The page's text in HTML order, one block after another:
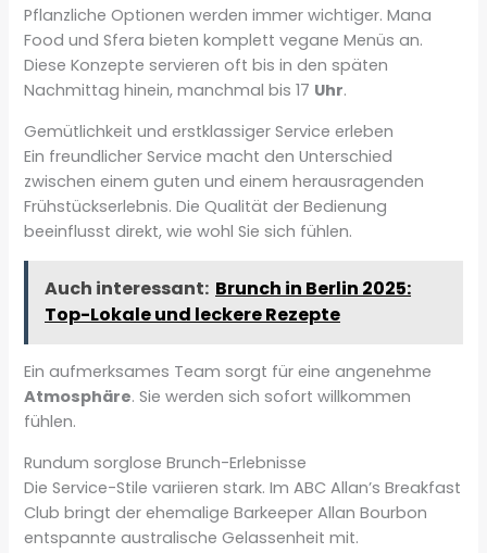
Pflanzliche Optionen werden immer wichtiger. Mana
Food und Sfera bieten komplett vegane Menüs an.
Diese Konzepte servieren oft bis in den späten
Nachmittag hinein, manchmal bis 17 Uhr.
Gemütlichkeit und erstklassiger Service erleben
Ein freundlicher Service macht den Unterschied
zwischen einem guten und einem herausragenden
Frühstückserlebnis. Die Qualität der Bedienung
beeinflusst direkt, wie wohl Sie sich fühlen.
Auch interessant: Brunch in Berlin 2025:
Top-Lokale und leckere Rezepte
Ein aufmerksames Team sorgt für eine angenehme
Atmosphäre. Sie werden sich sofort willkommen
fühlen.
Rundum sorglose Brunch-Erlebnisse
Die Service-Stile variieren stark. Im ABC Allan’s Breakfast
Club bringt der ehemalige Barkeeper Allan Bourbon
entspannte australische Gelassenheit mit.